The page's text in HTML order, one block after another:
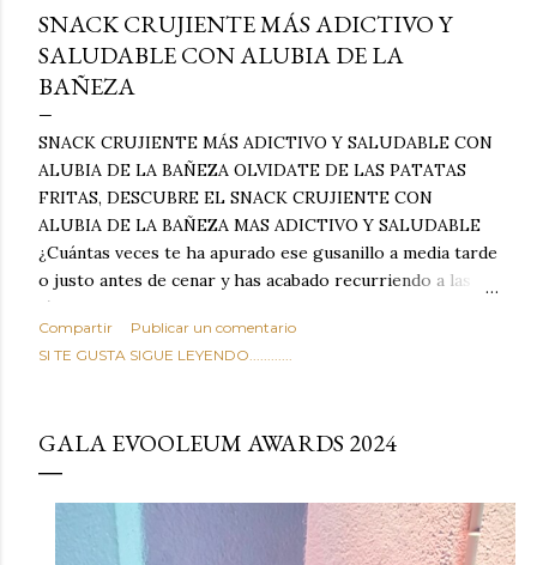
SNACK CRUJIENTE MÁS ADICTIVO Y
SALUDABLE CON ALUBIA DE LA
BAÑEZA
SNACK CRUJIENTE MÁS ADICTIVO Y SALUDABLE CON
ALUBIA DE LA BAÑEZA OLVIDATE DE LAS PATATAS
FRITAS, DESCUBRE EL SNACK CRUJIENTE CON
ALUBIA DE LA BAÑEZA MAS ADICTIVO Y SALUDABLE
¿Cuántas veces te ha apurado ese gusanillo a media tarde
o justo antes de cenar y has acabado recurriendo a las
típicas patatas de bolsa, frutos secos fritos o snacks
ultraprocesados llenos de grasas saturadas y sodio?
Todos hemos estado ahí. Sin embargo, cuidarse no tiene
satisface. Estas alubias crujientes al horno van a cambiar
por completo tu forma de ver las legumbres. Olvídate de
asociar las alubias únicamente a los guisos tradicionales y
copiosos de invierno. Con esta receta simple pero
revolucionaria, transformaremos un ingrediente tan
Compartir
Publicar un comentario
SI TE GUSTA SIGUE LEYENDO............
GALA EVOOLEUM AWARDS 2024